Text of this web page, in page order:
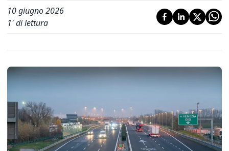
10 giugno 2026
1' di lettura